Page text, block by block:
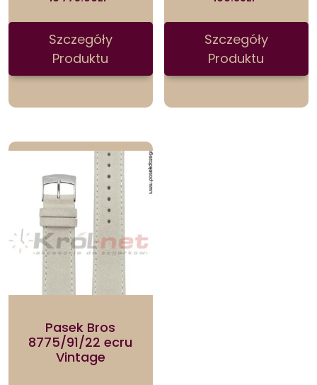
Szczegóły
Produktu
Szczegóły
Produktu
Pasek Bros
8775/91/22 ecru
Vintage